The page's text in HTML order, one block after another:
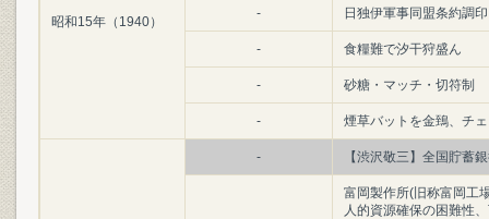
昭和15年（1940）
- 日独伊軍事同盟条約調印
- 食糧難で汐干狩盛ん
- 砂糖・マッチ・切符制
- 煙草バットを金鵄、チ
- 【渋沢敬三】全国貯蓄
富岡製作所(旧称富岡工
人的資源確保の困難性